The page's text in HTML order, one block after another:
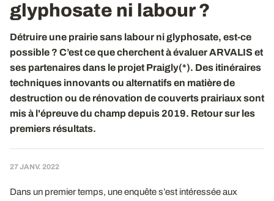
glyphosate ni labour ?
Détruire une prairie sans labour ni glyphosate, est-ce
possible ? C’est ce que cherchent à évaluer ARVALIS et
ses partenaires dans le projet Praigly(*). Des itinéraires
techniques innovants ou alternatifs en matière de
destruction ou de rénovation de couverts prairiaux sont
mis à l'épreuve du champ depuis 2019. Retour sur les
premiers résultats.
27 JANV. 2022
Dans un premier temps, une enquête s’est intéressée aux